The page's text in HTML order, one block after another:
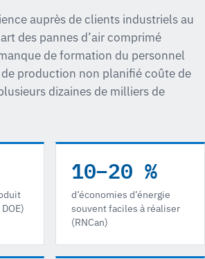
auprès de clients industriels au
des pannes d’air comprimé
de formation du personnel
production non planifié coûte de
dizaines de milliers de
10–20 %
d’économies d’énergie
souvent faciles à réaliser
(RNCan)